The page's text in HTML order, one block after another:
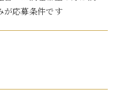
が応募条件です